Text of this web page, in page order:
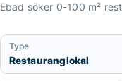
Ebad söker 0-100 m²
Type
Restauranglokal